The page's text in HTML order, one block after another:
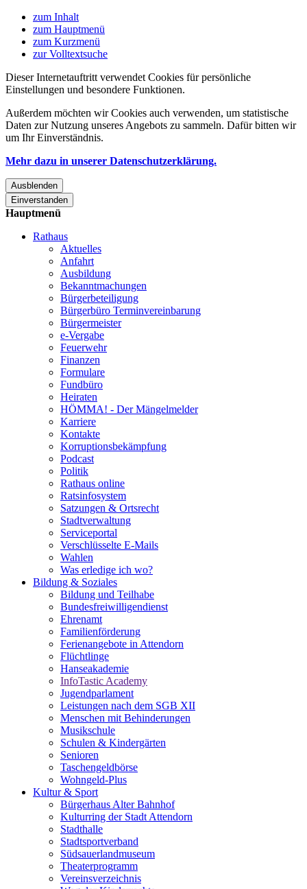
zum Inhalt
zum Hauptmenü
zum Kurzmenü
zur Volltextsuche
Dieser Internetauftritt verwendet Cookies für persönliche
Einstellungen und besondere Funktionen.
Außerdem möchten wir Cookies auch verwenden, um statistische
Daten zur Nutzung unseres Angebots zu sammeln. Dafür bitten wir
um Ihr Einverständnis.
Mehr dazu in unserer Datenschutzerklärung.
Ausblenden
Einverstanden
Hauptmenü
Rathaus
Aktuelles
Anfahrt
Ausbildung
Bekanntmachungen
Bürgerbeteiligung
Bürgerbüro Terminvereinbarung
Bürgermeister
e-Vergabe
Feuerwehr
Finanzen
Formulare
Fundbüro
Heiraten
HÖMMA! - Der Mängelmelder
Karriere
Kontakte
Korruptionsbekämpfung
Podcast
Politik
Rathaus online
Ratsinfosystem
Satzungen & Ortsrecht
Stadtverwaltung
Serviceportal
Verschlüsselte E-Mails
Wahlen
Was erledige ich wo?
Bildung & Soziales
Bildung und Teilhabe
Bundesfreiwilligendienst
Ehrenamt
Familienförderung
Ferienangebote in Attendorn
Flüchtlinge
Hanseakademie
InfoTastic Academy
Jugendparlament
Leistungen nach dem SGB XII
Menschen mit Behinderungen
Musikschule
Schulen & Kindergärten
Senioren
Taschengeldbörse
Wohngeld-Plus
Kultur & Sport
Bürgerhaus Alter Bahnhof
Kulturring der Stadt Attendorn
Stadthalle
Stadtsportverband
Südsauerlandmuseum
Theaterprogramm
Vereinsverzeichnis